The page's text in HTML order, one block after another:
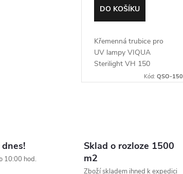
DO KOŠÍKU
Křemenná trubice pro
UV lampy VIQUA
Sterilight VH 150
Kód: QSO-150
v
l
10:00 hod.
Sklad o rozloze 1500
m2
Zboží skladem ihned k expedici